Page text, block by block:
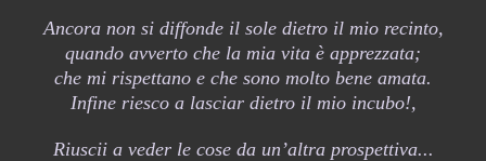
Ancora non si diffonde il sole dietro il mio recinto,
quando avverto che la mia vita è apprezzata;
che mi rispettano e che sono molto bene amata.
Infine riesco a lasciar dietro il mio incubo!,
Riuscii a veder le cose da un’altra prospettiva...